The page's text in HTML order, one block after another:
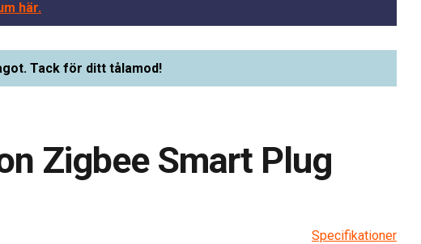
här.
Tack för ditt tålamod!
Zigbee Smart Plug
Specifikationer